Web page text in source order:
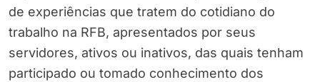
de experiências que tratem do cotidiano do
trabalho na RFB, apresentados por seus
servidores, ativos ou inativos, das quais tenham
participado ou tomado conhecimento dos